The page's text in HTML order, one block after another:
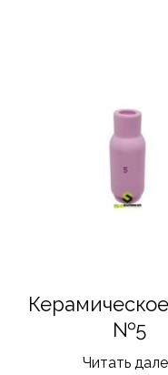
№5
Читать